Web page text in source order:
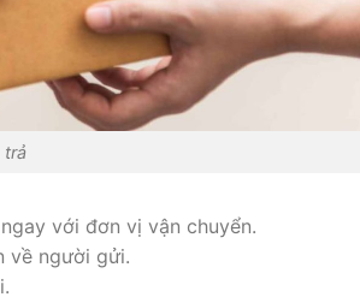
trả
với đơn vị vận chuyển.
về người gửi.